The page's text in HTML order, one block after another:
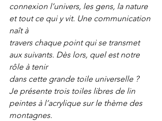
connexion l’univers, les gens, la nature
et tout ce qui y vit. Une communication
naît à
travers chaque point qui se transmet
aux suivants. Dès lors, quel est notre
rôle à tenir
dans cette grande toile universelle ?
Je présente trois toiles libres de lin
peintes à l’acrylique sur le thème des
montagnes.